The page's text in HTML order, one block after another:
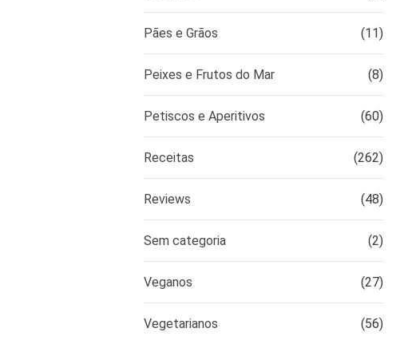
Pães e Grãos (11)
Peixes e Frutos do Mar (8)
Petiscos e Aperitivos (60)
Receitas (262)
Reviews (48)
Sem categoria (2)
Veganos (27)
Vegetarianos (56)